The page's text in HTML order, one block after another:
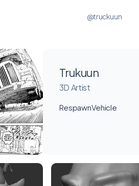
@truckuun
Trukuun
3D Artist
RespawnVehicle